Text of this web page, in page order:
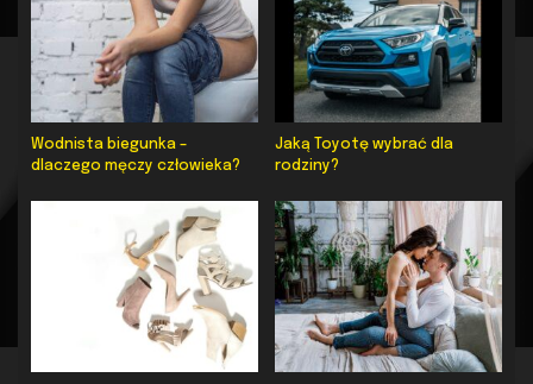
Wodnista biegunka –
dlaczego męczy człowieka?
Jaką Toyotę wybrać dla
rodziny?